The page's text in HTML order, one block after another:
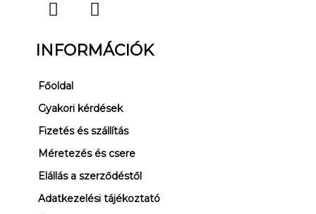
a
c
e
b
o
o
k
n
s
g
r
a
i
k
INFORMÁCIÓK
Főoldal
Gyakori kérdések
Fizetés és szállítás
Méretezés és csere
Elállás a szerződéstől
Adatkezelési tájékoztató